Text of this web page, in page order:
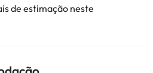
de estimação neste